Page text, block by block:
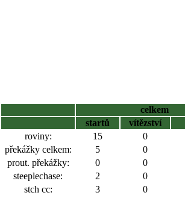
celkem
startů
vítězství
roviny:
15 0
překážky celkem:
5 0
prout. překážky:
0 0
steeplechase:
2 0
stch cc:
3 0